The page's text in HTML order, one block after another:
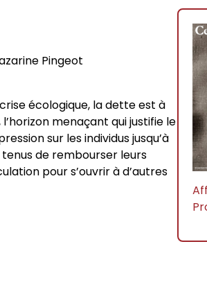
de
Pingeot
écologique, la dette est à
menaçant qui justifie le
sur les individus jusqu’à
de rembourser leurs
pour s’ouvrir à d’autres